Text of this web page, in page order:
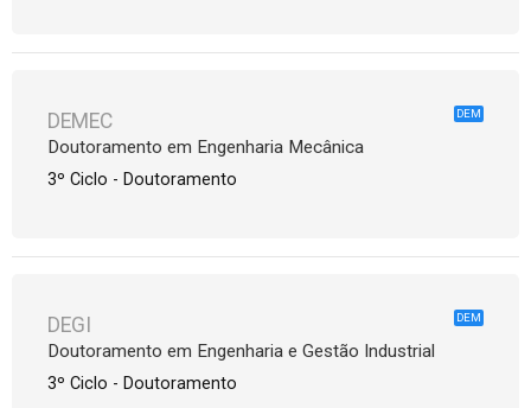
DEM
DEMEC
Doutoramento em Engenharia Mecânica
3º Ciclo - Doutoramento
DEM
DEGI
Doutoramento em Engenharia e Gestão Industrial
3º Ciclo - Doutoramento